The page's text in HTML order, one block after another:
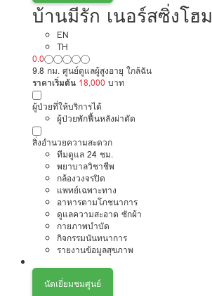
บ้านมีรัก เนอร์สซิ่งโฮม
EN
TH
0.0
9.8 กม. ศูนย์ดูแลผู้สูงอายุ ใกล้ฉัน
ราคาเริ่มต้น 18,000 บาท
ผู้ป่วยที่ให้บริการได้
ผู้ป่วยพักฟื้นหลังผ่าตัด
สิ่งอำนวยความสะดวก
ทีมดูแล 24 ชม.
พยาบาลวิชาชีพ
กล้องวงจรปิด
แพทย์เฉพาะทาง
อาหารตามโภชนาการ
ดูแลความสะอาด ซักผ้า
กายภาพบำบัด
กิจกรรมนันทนาการ
รายงานข้อมูลสุขภาพ
นัดเยี่ยมชมศูนย์